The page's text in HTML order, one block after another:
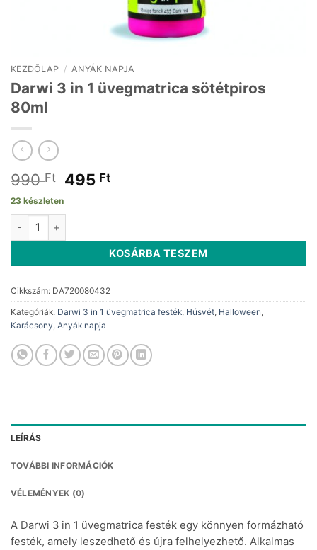
KEZDŐLAP / ANYÁK NAPJA
Darwi 3 in 1 üvegmatrica sötétpiros
80ml
990Ft
Original
was:
495 FtCurrent
23 készleten
Darwi 3 in 1 üvegmatrica sötétpiros 80ml mennyiség
KOSÁRBA TESZEM
Cikkszám: DA720080432
Kategóriák: Darwi 3 in 1 üvegmatrica festék, Húsvét, Halloween,
Karácsony, Anyák napja
LEÍRÁS
TOVÁBBI INFORMÁCIÓK
VÉLEMÉNYEK (0)
A Darwi 3 in 1 üvegmatrica festék egy könnyen formázható
festék, amely leszedhető és újra felhelyezhető. Alkalmas